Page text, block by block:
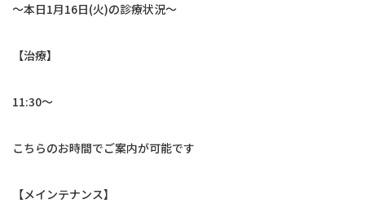
よくあるご質問
お知らせ
交通アクセス
お問い合わせ
〜本日1月16日(火)の診療状況〜
【治療】
11:30〜
こちらのお時間でご案内が可能です
【メインテナンス】